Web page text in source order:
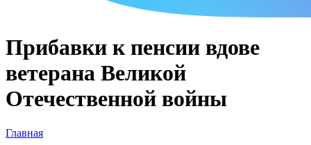
Прибавки к пенсии вдове
ветерана Великой
Отечественной войны
Главная